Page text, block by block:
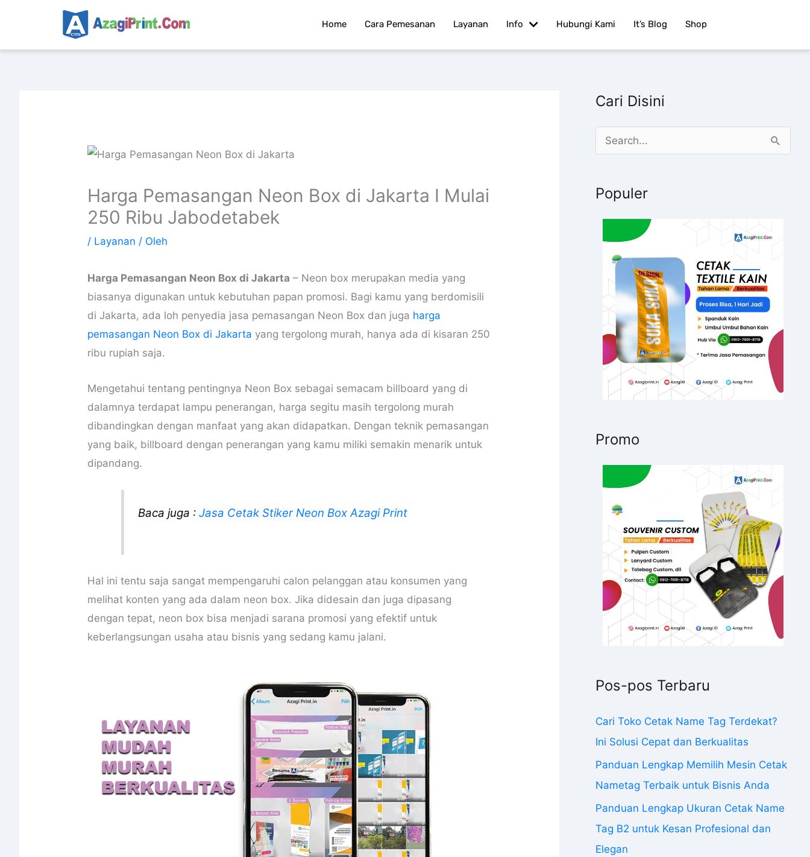
Home Cara Pemesanan Layanan Info Hubungi Kami It’s Blog Shop
Harga Pemasangan Neon Box di Jakarta I Mulai
250 Ribu Jabodetabek
/ Layanan / Oleh
Harga Pemasangan Neon Box di Jakarta – Neon box merupakan media yang
biasanya digunakan untuk kebutuhan papan promosi. Bagi kamu yang berdomisili
di Jakarta, ada loh penyedia jasa pemasangan Neon Box dan juga harga
pemasangan Neon Box di Jakarta yang tergolong murah, hanya ada di kisaran 250
ribu rupiah saja.
Mengetahui tentang pentingnya Neon Box sebagai semacam billboard yang di
dalamnya terdapat lampu penerangan, harga segitu masih tergolong murah
dibandingkan dengan manfaat yang akan didapatkan. Dengan teknik pemasangan
yang baik, billboard dengan penerangan yang kamu miliki semakin menarik untuk
dipandang.
Baca juga : Jasa Cetak Stiker Neon Box Azagi Print
Hal ini tentu saja sangat mempengaruhi calon pelanggan atau konsumen yang
melihat konten yang ada dalam neon box. Jika didesain dan juga dipasang
dengan tepat, neon box bisa menjadi sarana promosi yang efektif untuk
keberlangsungan usaha atau bisnis yang sedang kamu jalani.
Cari Disini
rPopuler
Promo
Pos-pos Terbaru
Cari Toko Cetak Name Tag Terdekat?
Ini Solusi Cepat dan Berkualitas
Panduan Lengkap Memilih Mesin Cetak
Nametag Terbaik untuk Bisnis Anda
Panduan Lengkap Ukuran Cetak Name
Tag B2 untuk Kesan Profesional dan
Elegan